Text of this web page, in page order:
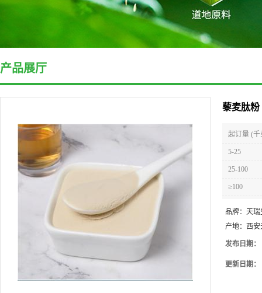
产品展厅
藜麦肽粉
起订量 (千
5-25
25-100
≥100
品牌： 天瑞
产地： 西
发布日期：
更新日期：